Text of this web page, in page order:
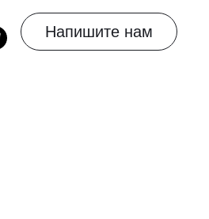
Напишите нам